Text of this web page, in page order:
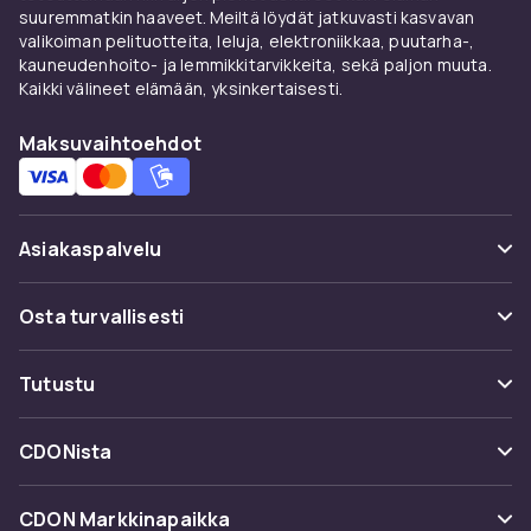
Tuotenro
aec2a28f-5ff4-5d40-a568-f8b11cb61342
Tuoteturvallisuustiedot
suuremmatkin haaveet. Meiltä löydät jatkuvasti kasvavan
valikoiman pelituotteita, leluja, elektroniikkaa, puutarha-,
kauneudenhoito- ja lemmikkitarvikkeita, sekä paljon muuta.
Kaikki välineet elämään, yksinkertaisesti.
Maksuvaihtoehdot
Asiakaspalvelu
Usein kysyttyä (UKK)
Seuraa pakettia
Ota yhteyttä
Osta turvallisesti
Maksuvaihtoehdot
Toimitus
Takaisinvedot
Tutustu
Kategoriat
Tuotemerkit
CDONista
Tietoa meistä
CDON Markkinapaikka